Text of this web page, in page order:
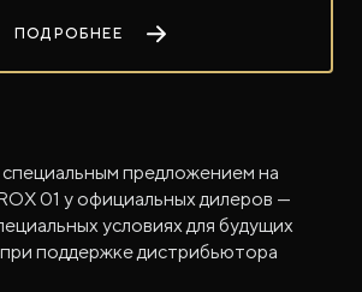
внедорожник
ПОДРОБНЕЕ
предложением на
01 у официальных дилеров —
условиях для будущих
поддержке дистрибьютора